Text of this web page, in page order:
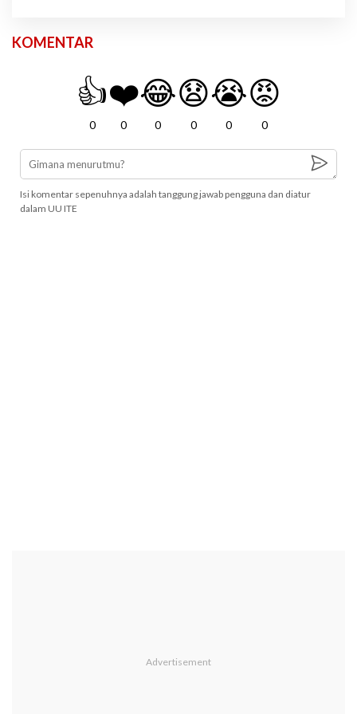
KOMENTAR
👍
0
❤️
0
😂
0
😧
0
😭
0
😡
0
Isi komentar sepenuhnya adalah tanggung jawab pengguna dan diatur
dalam UU ITE